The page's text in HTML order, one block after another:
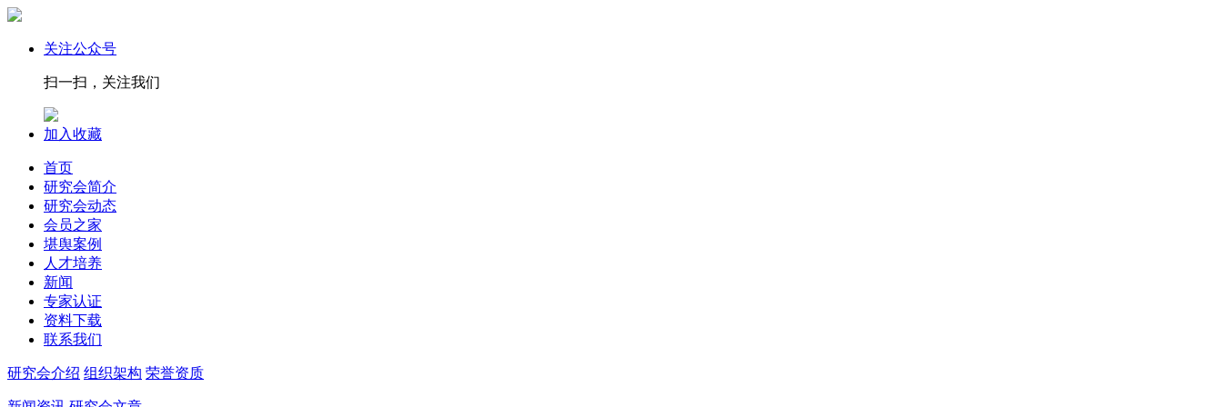
关注公众号
扫一扫，关注我们
加入收藏
首页
研究会简介
研究会动态
会员之家
堪舆案例
人才培养
新闻
专家认证
资料下载
联系我们
研究会介绍 组织架构 荣誉资质